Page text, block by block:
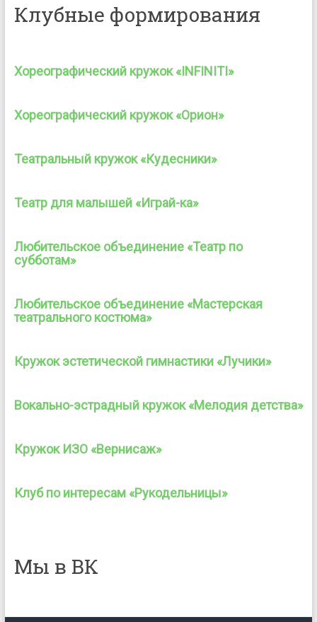
Клубные формирования
Хореографический кружок «INFINITI»
Хореографический кружок «Орион»
Театральный кружок «Кудесники»
Театр для малышей «Играй-ка»
Любительское объединение «Театр по
субботам»
Любительское объединение «Мастерская
театрального костюма»
Кружок эстетической гимнастики «Лучики»
Вокально-эстрадный кружок «Мелодия детства»
Кружок ИЗО «Вернисаж»
Клуб по интересам «Рукодельницы»
Мы в ВК